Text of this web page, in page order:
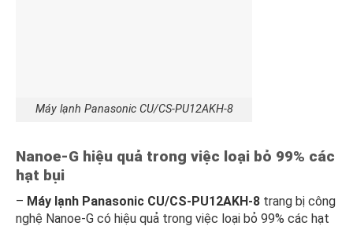
Máy lạnh Panasonic CU/CS-PU12AKH-8
Nanoe-G hiệu quả trong việc loại bỏ 99% các
hạt bụi
– Máy lạnh Panasonic CU/CS-PU12AKH-8 trang bị công
nghệ Nanoe-G có hiệu quả trong việc loại bỏ 99% các hạt